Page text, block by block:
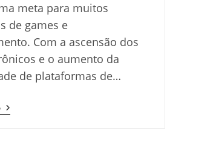
meta para muitos
de games e
Com a ascensão dos
e o aumento da
de plataformas de…
Como
Virar